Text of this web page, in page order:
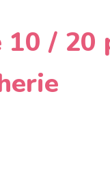
10 / 20